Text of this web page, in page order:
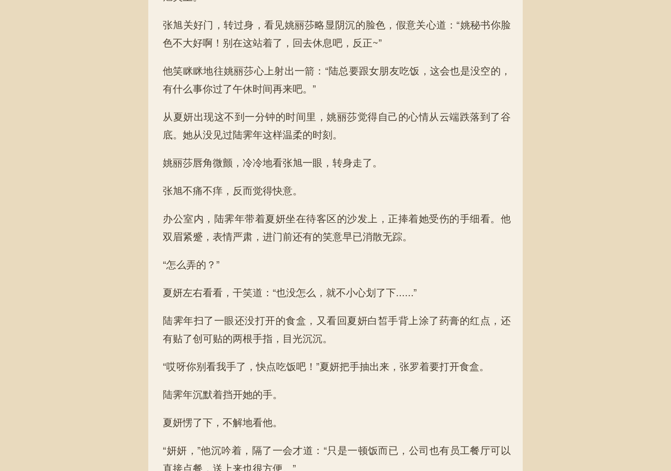
张旭关好门，转过身，看见姚丽莎略显阴沉的脸色，假意关心道：“姚秘书你脸
色不大好啊！别在这站着了，回去休息吧，反正~”
他笑眯眯地往姚丽莎心上射出一箭：“陆总要跟女朋友吃饭，这会也是没空的，
有什么事你过了午休时间再来吧。”
从夏妍出现这不到一分钟的时间里，姚丽莎觉得自己的心情从云端跌落到了谷
底。她从没见过陆霁年这样温柔的时刻。
姚丽莎唇角微颤，冷冷地看张旭一眼，转身走了。
张旭不痛不痒，反而觉得快意。
办公室内，陆霁年带着夏妍坐在待客区的沙发上，正捧着她受伤的手细看。他
双眉紧蹙，表情严肃，进门前还有的笑意早已消散无踪。
“怎么弄的？”
夏妍左右看看，干笑道：“也没怎么，就不小心划了下......”
陆霁年扫了一眼还没打开的食盒，又看回夏妍白皙手背上涂了药膏的红点，还
有贴了创可贴的两根手指，目光沉沉。
“哎呀你别看我手了，快点吃饭吧！”夏妍把手抽出来，张罗着要打开食盒。
陆霁年沉默着挡开她的手。
夏妍愣了下，不解地看他。
“妍妍，”他沉吟着，隔了一会才道：“只是一顿饭而已，公司也有员工餐厅可以
直接点餐，送上来也很方便。”